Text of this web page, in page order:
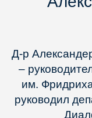
Д-р
–
им.
руководил